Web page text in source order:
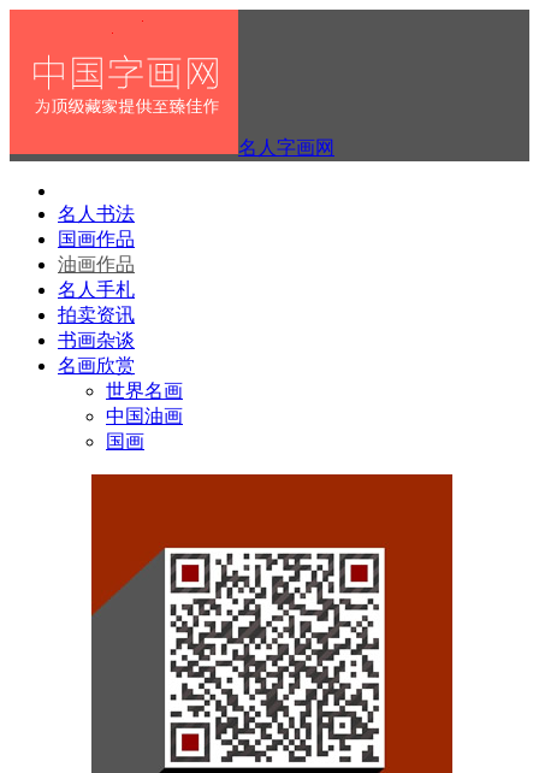
名人字画网
名人书法
国画作品
油画作品
名人手札
拍卖资讯
书画杂谈
名画欣赏
世界名画
中国油画
国画